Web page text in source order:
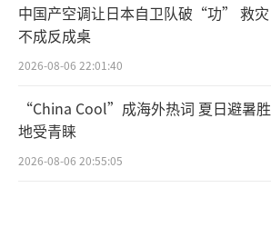
中国产空调让日本自卫队破“功” 救灾
不成反成桌
2026-08-06 22:01:40
“China Cool”成海外热词 夏日避暑胜
地受青睐
2026-08-06 20:55:05